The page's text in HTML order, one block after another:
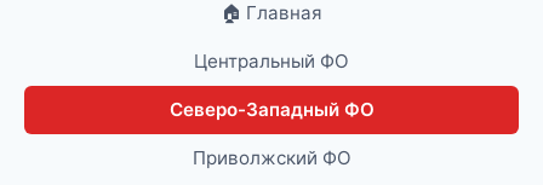
🏠 Главная
Центральный ФО
Северо-Западный ФО
Приволжский ФО